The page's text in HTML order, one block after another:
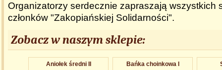
Organizatorzy serdecznie zapraszają wszystkich
członków "Zakopiańskiej Solidarności".
Zobacz w naszym sklepie:
Aniołek średni II Bańka choinkowa I